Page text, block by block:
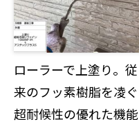
ローラーで上塗り。従
来のフッ素樹脂を凌ぐ
超耐候性の優れた機能